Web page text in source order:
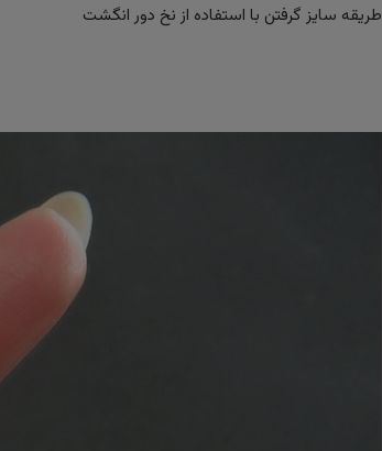
طریقه سایز گرفتن با استفاده از نخ دور انگشت